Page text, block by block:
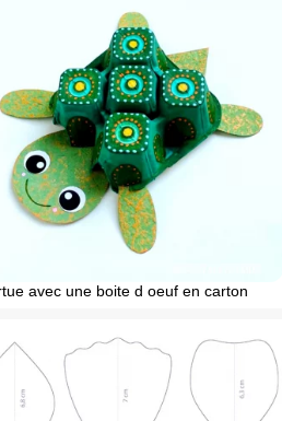
avec une boite d oeuf en carton